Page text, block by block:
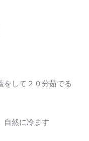
して２０分茹でる
自然に冷ます